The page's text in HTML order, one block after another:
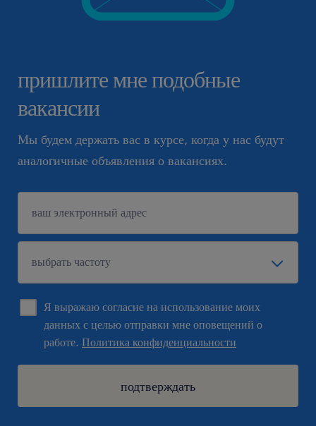
пришлите мне подобные
вакансии
Мы будем держать вас в курсе, когда у нас будут
аналогичные объявления о вакансиях.
Я выражаю согласие на использование моих
данных с целью отправки мне оповещений о
работе. Политика конфиденциальности
подтверждать